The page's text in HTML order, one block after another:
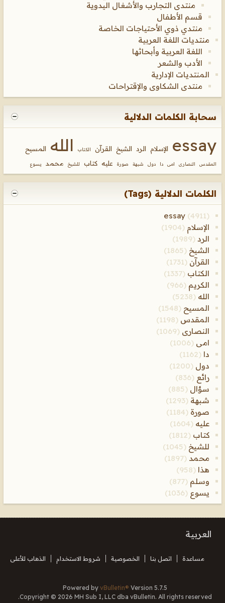
منتدى التجارب والأشغال اليدوية
قسم الأطفال
منتدي ذوي الأحتياجات الخاصة
منتديات اللغة العربية
اللغة العربية وأبحاثها
الأدب والشعر
المنتديات الإدارية
منتدى الشكاوى والإقتراحات
سحابة الكلمات الدلالية
essay الإسلام الرد الشيخ القرآن الكتاب الله المسيح
المقدس النصارى امى دا دول شبهة صورة عليه كتاب للشيخ محمد يسوع
الكلمات الدلالية (Tags)
essay (4911)
الإسلام (1904)
الرد(1989)
الشيخ (1865)
القرآن (1731)
الكتاب (1337)
الكريم (966)
الله (5238)
المسيح (1548)
المقدس (1198)
النصارى (1069)
امى (1006)
دا (1162)
دول (1200)
رائع (836)
سؤال (885)
شبهة (1293)
صورة (1184)
عليه (1604)
كتاب (1812)
للشيخ (1045)
محمد (1897)
هذا (958)
وسلم (877)
يسوع (1036)
العربية
مساعدة اتصل بنا الخصوصية شروط الاستخدام الذهاب للأعلى
Powered by vBulletin® Version 5.7.5
Copyright © 2026 MH Sub I, LLC dba vBulletin. All rights reserved.